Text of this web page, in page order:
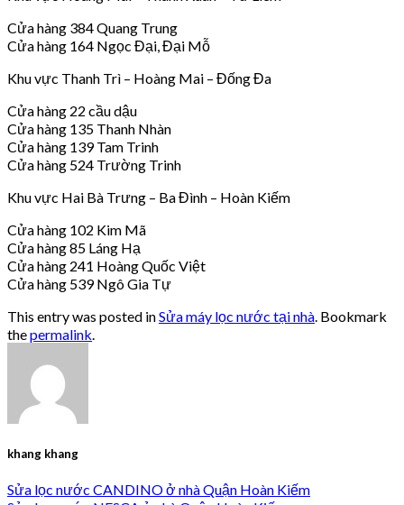
Cửa hàng 384 Quang Trung
Cửa hàng 164 Ngọc Đại, Đại Mỗ
Khu vực Thanh Trì – Hoàng Mai – Đống Đa
Cửa hàng 22 cầu dậu
Cửa hàng 135 Thanh Nhàn
Cửa hàng 139 Tam Trinh
Cửa hàng 524 Trường Trinh
Khu vực Hai Bà Trưng – Ba Đình – Hoàn Kiếm
Cửa hàng 102 Kim Mã
Cửa hàng 85 Láng Hạ
Cửa hàng 241 Hoàng Quốc Việt
Cửa hàng 539 Ngô Gia Tự
This entry was posted inSửa máy lọc nước tại nhà . Bookmark
thepermalink
khang khang
Sửa lọc nước CANDINO ở nhà Quận Hoàn Kiếm